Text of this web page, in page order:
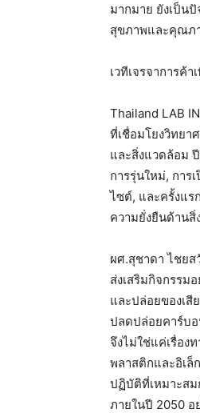
มากมาย ยังเป็น
สุขภาพและคุณภ
เวทีเจรจาการค้
Thailand LAB
ที่เชื่อมโยงวิทยา
และสิ่งแวดล้อม
การรุ่นใหม่, การ
ไซต์, และครั้งแร
ความยั่งยืนด้านสิ่
ผศ.สุชาดา ไชย
ส่งเสริมกิจกรรม
และปล่อยของเสี
ปลดปล่อยคาร์บอ
จึงไม่ใช่แค่เรื่อง
พลาสติกและอิเล็
ปฏิบัติที่เหมาะสม
ภายในปี 2050 อ